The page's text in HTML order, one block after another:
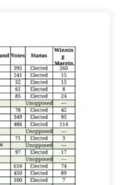
नकद और 2 करोड़के सोने के
बड़ी गति, 378.48 करोड़ की लागत